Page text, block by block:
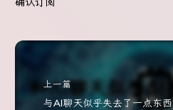
上一篇
与AI聊天似乎失去了一点东西